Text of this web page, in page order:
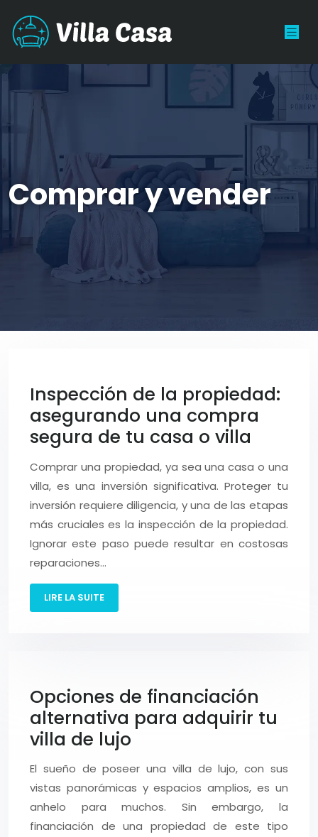
Comprar y vender
Inspección de la propiedad:
asegurando una compra
segura de tu casa o villa
Comprar una propiedad, ya sea una casa o una
villa, es una inversión significativa. Proteger tu
inversión requiere diligencia, y una de las etapas
más cruciales es la inspección de la propiedad.
Ignorar este paso puede resultar en costosas
reparaciones…
LIRE LA SUITE
Opciones de financiación
alternativa para adquirir tu
villa de lujo
El sueño de poseer una villa de lujo, con sus
vistas panorámicas y espacios amplios, es un
anhelo para muchos. Sin embargo, la
financiación de una propiedad de este tipo